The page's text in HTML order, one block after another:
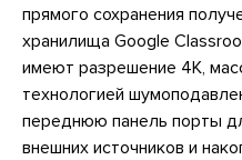
прямого сохранения
хранилища Google
имеют разрешение 4K,
технологией
переднюю панель порты
внешних источников и